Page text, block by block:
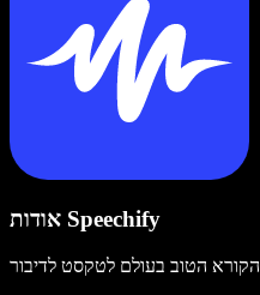
אודות Speechify
הקורא הטוב בעולם לטקסט לדיבור